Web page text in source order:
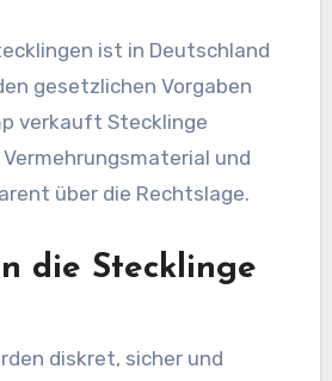
ist in Deutschland
gesetzlichen Vorgaben
verkauft Stecklinge
und
über die Rechtslage.
die Stecklinge
diskret, sicher und